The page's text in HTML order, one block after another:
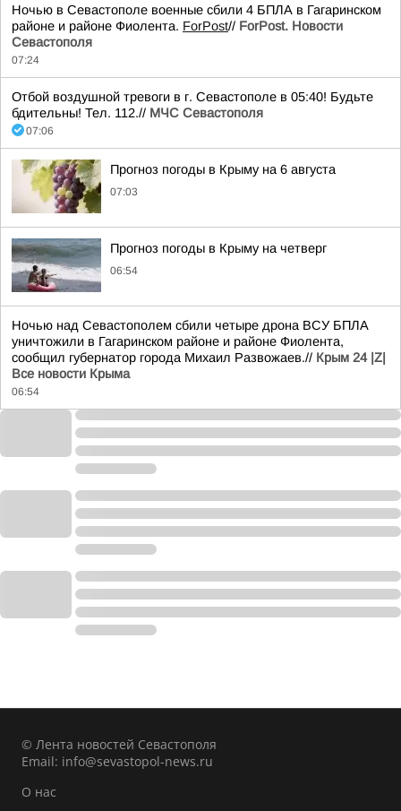
Ночью в Севастополе военные сбили 4 БПЛА в Гагаринском
районе и районе Фиолента. ForPost// ForPost. Новости
Севастополя
07:24
Отбой воздушной тревоги в г. Севастополе в 05:40! Будьте
бдительны! Тел. 112.// МЧС Севастополя
07:06
Прогноз погоды в Крыму на 6 августа
07:03
Прогноз погоды в Крыму на четверг
06:54
Ночью над Севастополем сбили четыре дрона ВСУ БПЛА
уничтожили в Гагаринском районе и районе Фиолента,
сообщил губернатор города Михаил Развожаев.// Крым 24 |Z|
Все новости Крыма
06:54
© Лента новостей Севастополя
Email: info@sevastopol-news.ru
О нас